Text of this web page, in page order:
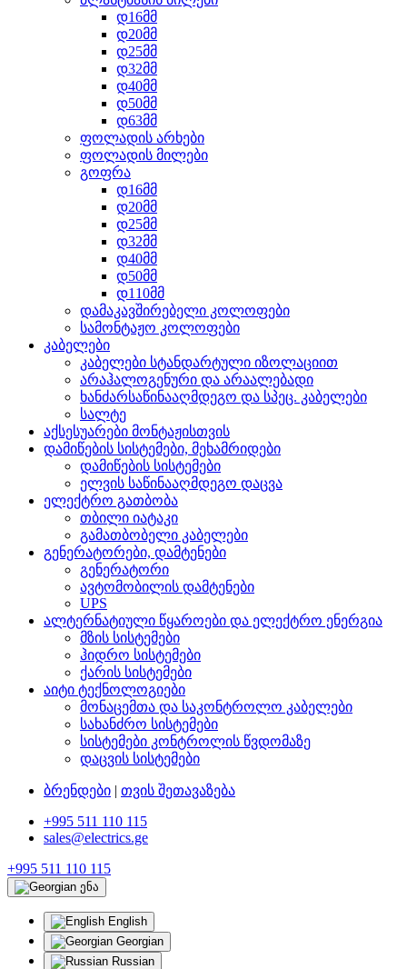
დ16მმ
დ20მმ
დ25მმ
დ32მმ
დ40მმ
დ50მმ
დ63მმ
ფოლადის არხები
ფოლადის მილები
გოფრა
დ16მმ
დ20მმ
დ25მმ
დ32მმ
დ40მმ
დ50მმ
დ110მმ
დამაკავშირებელი კოლოფები
სამონტაჟო კოლოფები
კაბელები
კაბელები სტანდარტული იზოლაციით
არაჰალოგენური და არაალებადი
ხანძარსაწინააღმდეგო და სპეც. კაბელები
სალტე
აქსესუარები მონტაჟისთვის
დამიწების სისტემები, მეხამრიდები
დამიწების სისტემები
ელვის საწინააღმდეგო დაცვა
ელექტრო გათბობა
თბილი იატაკი
გამათბობელი კაბელები
გენერატორები, დამტენები
გენერატორი
ავტომობილის დამტენები
UPS
ალტერნატიული წყაროები და ელექტრო ენერგია
მზის სისტემები
ჰიდრო სისტემები
ქარის სისტემები
აიტი ტექნოლოგიები
მონაცემთა და საკონტროლო კაბელები
სახანძრო სისტემები
სისტემები კონტროლის წვდომაზე
დაცვის სისტემები
ბრენდები | თვის შეთავაზება
+995 511 110 115
sales@electrics.ge
+995 511 110 115
ენა
English
Georgian
Russian